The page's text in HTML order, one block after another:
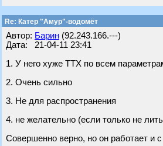
Re: Катер "Амур"-водомёт
Автор: Барин (92.243.166.---)
Дата: 21-04-11 23:41
1. У него хуже ТТХ по всем
2. Очень сильно
3. Не для распространения
4. не желательно (если только не
Совершенно верно, но он работает